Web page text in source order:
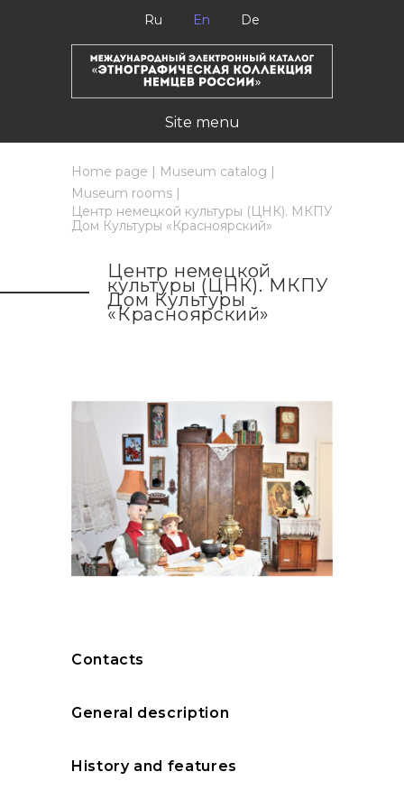
Ru En De
Site menu
Home page | Museum catalog |
Museum rooms |
Центр немецкой культуры (ЦНК). МКПУ
Дом Культуры «Красноярский»
Центр немецкой
культуры (ЦНК). МКПУ
Дом Культуры
«Красноярский»
Contacts
General description
History and features